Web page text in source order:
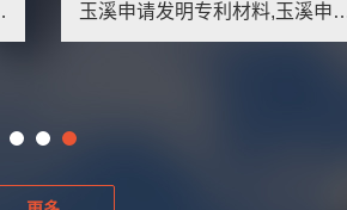
宁夏软著的保护期限,宁